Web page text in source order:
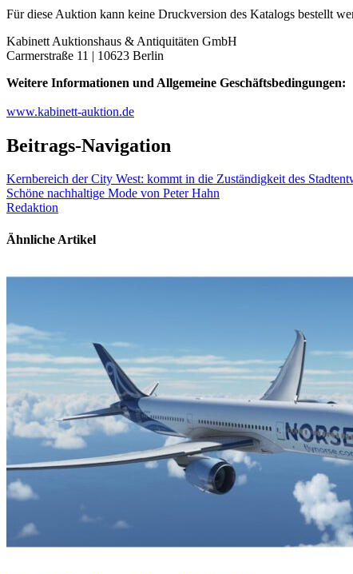
Für diese Auktion kann keine Druckversion des Katalogs bestellt
Kabinett Auktionshaus & Antiquitäten GmbH
Carmerstraße 11 | 10623 Berlin
Weitere Informationen und Allgemeine Geschäftsbedingungen:
www.kabinett-auktion.de
Beitrags-Navigation
Kernbereich der City West: kommt in die Zuständigkeit des
Schöne nachhaltige Mode von Peter Hahn
Redaktion
Ähnliche Artikel